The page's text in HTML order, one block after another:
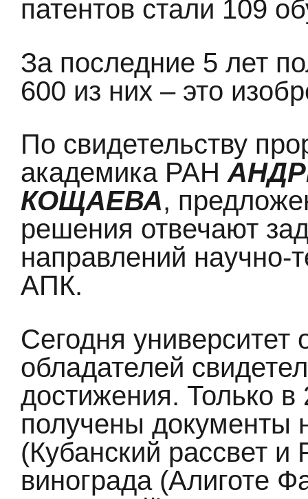
патентов стали 109
За последние 5 лет
600 из них – это
По свидетельству
академика РАН
КОЩАЕВА,
решения отвечают
направлений научно-
АПК.
Сегодня университет
обладателей
достижения. Только
получены документы
(Кубанский рассвет и
винограда (Алиготе